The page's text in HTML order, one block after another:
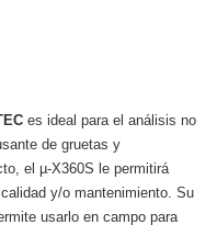
es ideal para el análisis no
de gruetas y
el µ-X360S le permitirá
y/o mantenimiento. Su
usarlo en campo para